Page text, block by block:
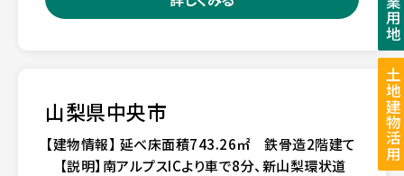
土地建物活用
山梨県中央市
【建物情報】 延べ床面積743.26㎡ 鉄骨造2階建て
【説明】南アルプスICより車で8分、新山梨環状道